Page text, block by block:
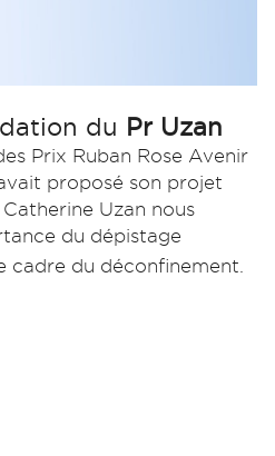
du Pr Uzan
Prix Ruban Rose Avenir
proposé son projet
Uzan nous
du dépistage
cadre du déconfinement.